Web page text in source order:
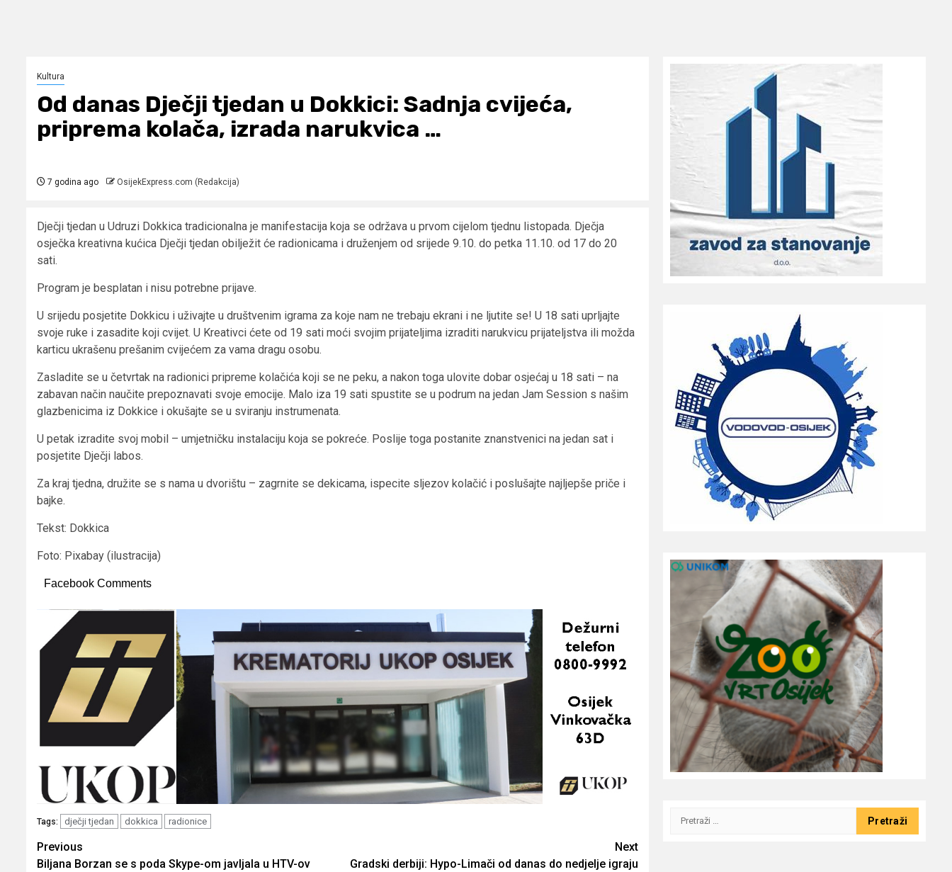
Kultura
Od danas Dječji tjedan u Dokkici: Sadnja cvijeća,
priprema kolača, izrada narukvica …
7 godina ago OsijekExpress.com (Redakcija)
Dječji tjedan u Udruzi Dokkica tradicionalna je manifestacija koja se održava u prvom cijelom tjednu listopada. Dječja
osječka kreativna kućica Dječji tjedan obilježit će radionicama i druženjem od srijede 9.10. do petka 11.10. od 17 do 20
sati.
Program je besplatan i nisu potrebne prijave.
U srijedu posjetite Dokkicu i uživajte u društvenim igrama za koje nam ne trebaju ekrani i ne ljutite se! U 18 sati uprljajte
svoje ruke i zasadite koji cvijet. U Kreativci ćete od 19 sati moći svojim prijateljima izraditi narukvicu prijateljstva ili možda
karticu ukrašenu prešanim cvijećem za vama dragu osobu.
Zasladite se u četvrtak na radionici pripreme kolačića koji se ne peku, a nakon toga ulovite dobar osjećaj u 18 sati – na
zabavan način naučite prepoznavati svoje emocije. Malo iza 19 sati spustite se u podrum na jedan Jam Session s našim
glazbenicima iz Dokkice i okušajte se u sviranju instrumenata.
U petak izradite svoj mobil – umjetničku instalaciju koja se pokreće. Poslije toga postanite znanstvenici na jedan sat i
posjetite Dječji labos.
Za kraj tjedna, družite se s nama u dvorištu – zagrnite se dekicama, ispecite sljezov kolačić i poslušajte najljepše priče i
bajke.
Tekst: Dokkica
Foto: Pixabay (ilustracija)
Facebook Comments
Tags: dječji tjedan dokkica radionice
Post
Previous
Biljana Borzan se s poda Skype-om javljala u HTV-ov
Next
Gradski derbiji: Hypo-Limači od danas do nedjelje igraju
Pretraži: